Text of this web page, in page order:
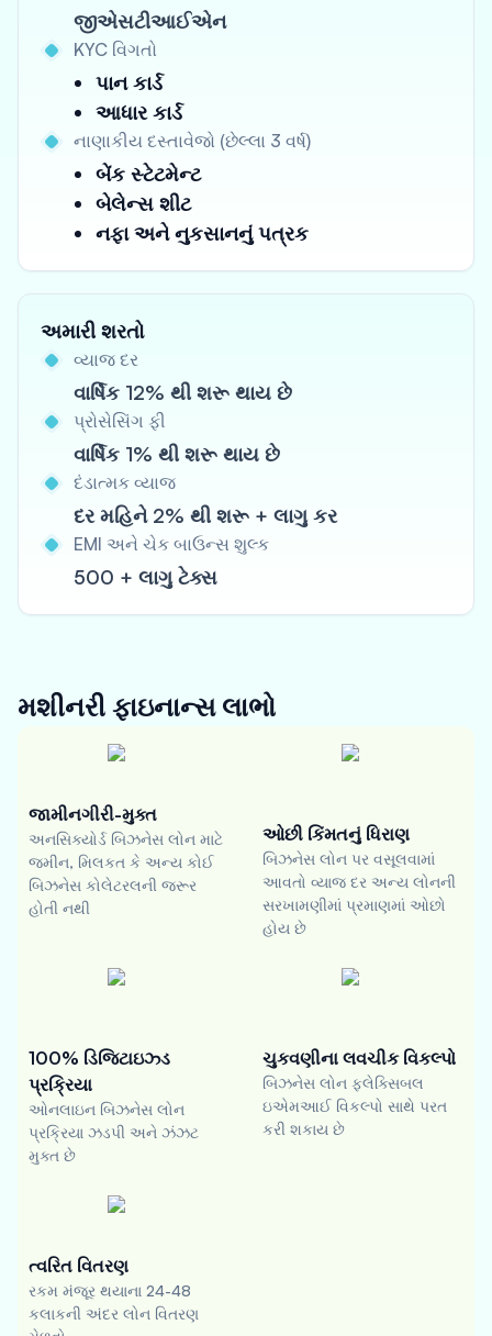
જીએસટીઆઈએન
KYC વિગતો
પાન કાર્ડ
આધાર કાર્ડ
નાણાકીય દસ્તાવેજો (છેલ્લા 3 વર્ષ)
બેંક સ્ટેટમેન્ટ
બેલેન્સ શીટ
નફા અને નુકસાનનું પત્રક
અમારી શરતો
વ્યાજ દર
વાર્ષિક 12% થી શરૂ થાય છે
પ્રોસેસિંગ ફી
વાર્ષિક 1% થી શરૂ થાય છે
દંડાત્મક વ્યાજ
દર મહિને 2% થી શરૂ + લાગુ કર
EMI અને ચેક બાઉન્સ શુલ્ક
500 + લાગુ ટેક્સ
મશીનરી ફાઇનાન્સ લાભો
જામીનગીરી-મુક્ત
અનસિક્યોર્ડ બિઝનેસ લોન માટે
જમીન, મિલકત કે અન્ય કોઈ
બિઝનેસ કોલેટરલની જરૂર
હોતી નથી
ઓછી કિંમતનું ધિરાણ
બિઝનેસ લોન પર વસૂલવામાં
આવતો વ્યાજ દર અન્ય લોનની
સરખામણીમાં પ્રમાણમાં ઓછો
હોય છે
100% ડિજિટાઇઝ્ડ
પ્રક્રિયા
ઓનલાઇન બિઝનેસ લોન
પ્રક્રિયા ઝડપી અને ઝંઝટ
મુક્ત છે
ચુકવણીના લવચીક વિકલ્પો
બિઝનેસ લોન ફ્લેક્સિબલ
ઇએમઆઈ વિકલ્પો સાથે પરત
કરી શકાય છે
ત્વરિત વિતરણ
રકમ મંજૂર થયાના 24-48
કલાકની અંદર લોન વિતરણ